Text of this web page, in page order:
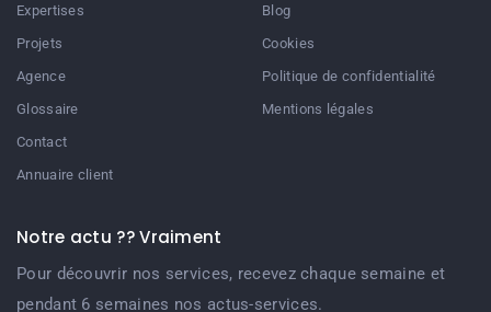
Expertises
Projets
Agence
Glossaire
Contact
Annuaire client
Blog
Cookies
Politique de confidentialité
Mentions légales
Notre actu ?? Vraiment
Pour découvrir nos services, recevez chaque semaine et
pendant 6 semaines nos actus-services.